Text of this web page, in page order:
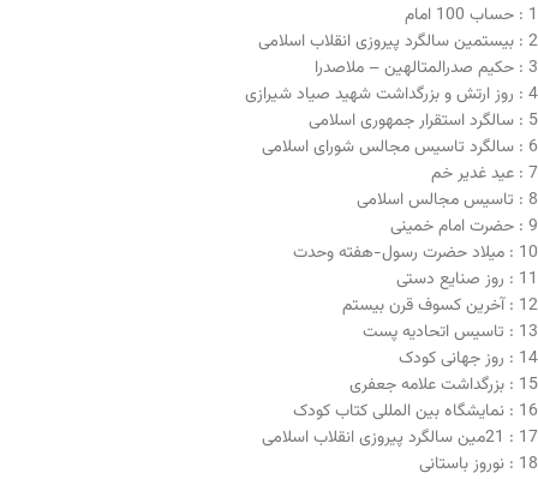
1 : حساب 100 امام
2 : بیستمین سالگرد پیروزی انقلاب اسلامی
3 : حکیم صدرالمتالهین – ملاصدرا
4 : روز ارتش و بزرگداشت شهید صیاد شیرازی
5 : سالگرد استقرار جمهوری اسلامی
6 : سالگرد تاسیس مجالس شورای اسلامی
7 : عید غدیر خم
8 : تاسیس مجالس اسلامی
9 : حضرت امام خمینی
10 : میلاد حضرت رسول-هفته وحدت
11 : روز صنایع دستی
12 : آخرین کسوف قرن بیستم
13 : تاسیس اتحادیه پست
14 : روز جهانی کودک
15 : بزرگداشت علامه جعفری
16 : نمایشگاه بین المللی کتاب کودک
17 : 21مین سالگرد پیروزی انقلاب اسلامی
18 : نوروز باستانی